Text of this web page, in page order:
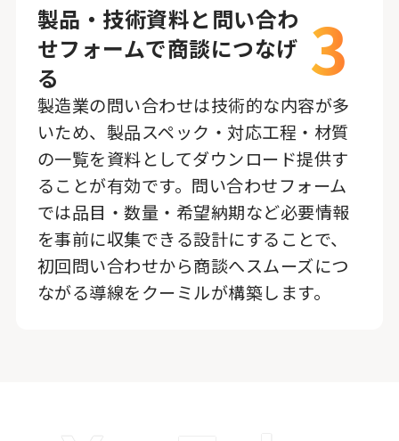
製品・技術資料と問い合わ
せフォームで商談につなげ
る
3
製造業の問い合わせは技術的な内容が多
いため、製品スペック・対応工程・材質
の一覧を資料としてダウンロード提供す
ることが有効です。問い合わせフォーム
では品目・数量・希望納期など必要情報
を事前に収集できる設計にすることで、
初回問い合わせから商談へスムーズにつ
ながる導線をクーミルが構築します。